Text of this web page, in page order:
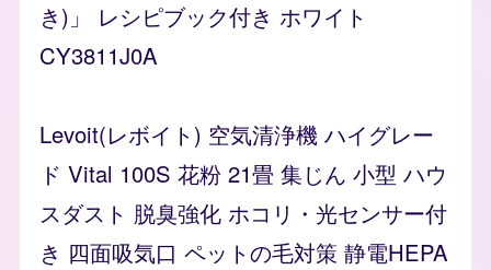
き)」 レシピブック付き ホワイト
CY3811J0A
Levoit(レボイト) 空気清浄機 ハイグレー
ド Vital 100S 花粉 21畳 集じん 小型 ハウ
スダスト 脱臭強化 ホコリ・光センサー付
き 四面吸気口 ペットの毛対策 静電HEPA